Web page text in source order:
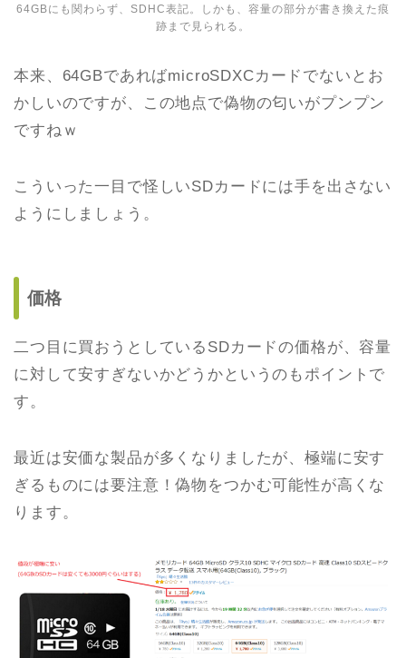
64GBにも関わらず、SDHC表記。しかも、容量の部分が書き換えた痕
跡まで見られる。
本来、64GBであればmicroSDXCカードでないとお
かしいのですが、この地点で偽物の匂いがプンプン
ですねｗ
こういった一目で怪しいSDカードには手を出さない
ようにしましょう。
価格
二つ目に買おうとしているSDカードの価格が、容量
に対して安すぎないかどうかというのもポイントで
す。
最近は安価な製品が多くなりましたが、極端に安す
ぎるものには要注意！偽物をつかむ可能性が高くな
ります。